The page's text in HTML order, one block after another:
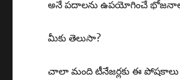
అనే పదాలను ఉపయోగించే
మీకు తెలుసా?
చాలా మంది టీనేజర్లకు ఈ పోషకాలు